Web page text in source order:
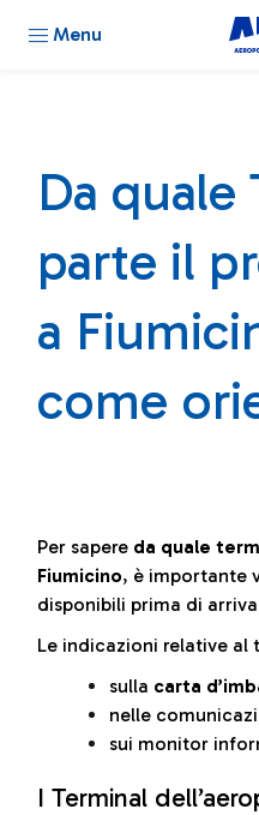
Menu
Da quale
parte il
a
come
Per sapere da quale
Fiumicino, è importante
disponibili prima di
Le indicazioni relative
sulla carta
nelle
sui monitor
I Terminal